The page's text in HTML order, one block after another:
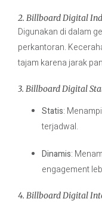
2. Billboard Digital
Digunakan di dalam
perkantoran.
tajam karena jarak
3. Billboard Digital
Statis:
terjadwal.
Dinamis:
engagement
4. Billboard Digital